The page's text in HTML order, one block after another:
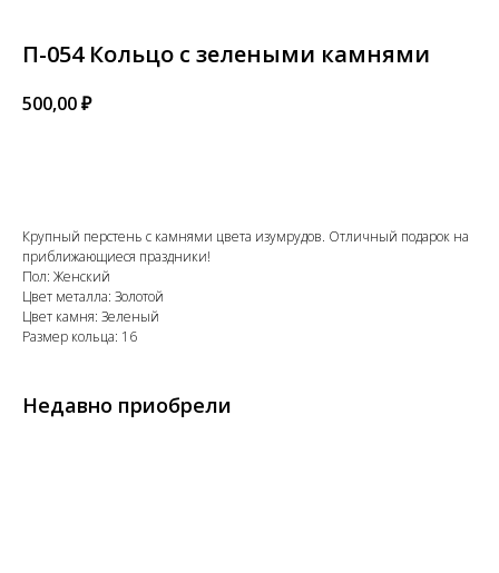
П-054 Кольцо с зелеными камнями
500,00₽
Крупный перстень с камнями цвета изумрудов. Отличный подарок на
приближающиеся праздники!
Пол: Женский
Цвет металла: Золотой
Цвет камня: Зеленый
Размер кольца: 16
Недавно приобрели